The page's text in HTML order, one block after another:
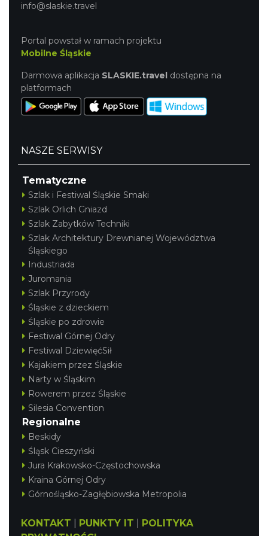
info@slaskie.travel
Portal powstał w ramach projektu
Mobilne Śląskie
Darmowa aplikacja SLASKIE.travel dostępna na
platformach
NASZE SERWISY
Tematyczne
Szlak i Festiwal Śląskie Smaki
Szlak Orlich Gniazd
Szlak Zabytków Techniki
Szlak Architektury Drewnianej Województwa
Śląskiego
Industriada
Juromania
Szlak Przyrody
Śląskie z dzieckiem
Śląskie po zdrowie
Festiwal Górnej Odry
Festiwal DziewięćSił
Kajakiem przez Śląskie
Narty w Śląskim
Rowerem przez Śląskie
Silesia Convention
Regionalne
Beskidy
Śląsk Cieszyński
Jura Krakowsko-Częstochowska
Kraina Górnej Odry
Górnośląsko-Zagłębiowska Metropolia
KONTAKT PUNKTY IT
POLITYKA